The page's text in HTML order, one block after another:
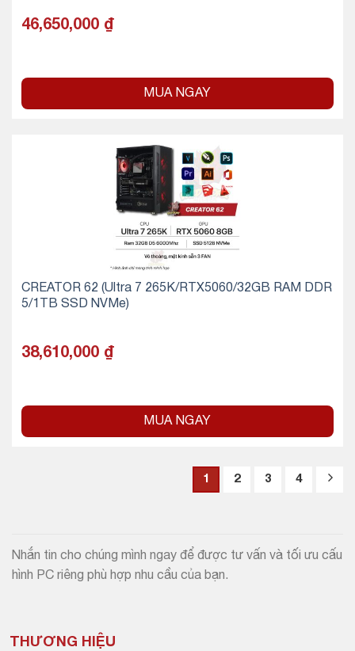
46,650,000 ₫
MUA NGAY
CREATOR 62 (Ultra 7 265K/RTX5060/32GB RAM DDR
5/1TB SSD NVMe)
38,610,000 ₫
MUA NGAY
1 2 3 4
Nhắn tin cho chúng mình ngay để được tư vấn và tối ưu cấu
hình PC riêng phù hợp nhu cầu của bạn.
THƯƠNG HIỆU